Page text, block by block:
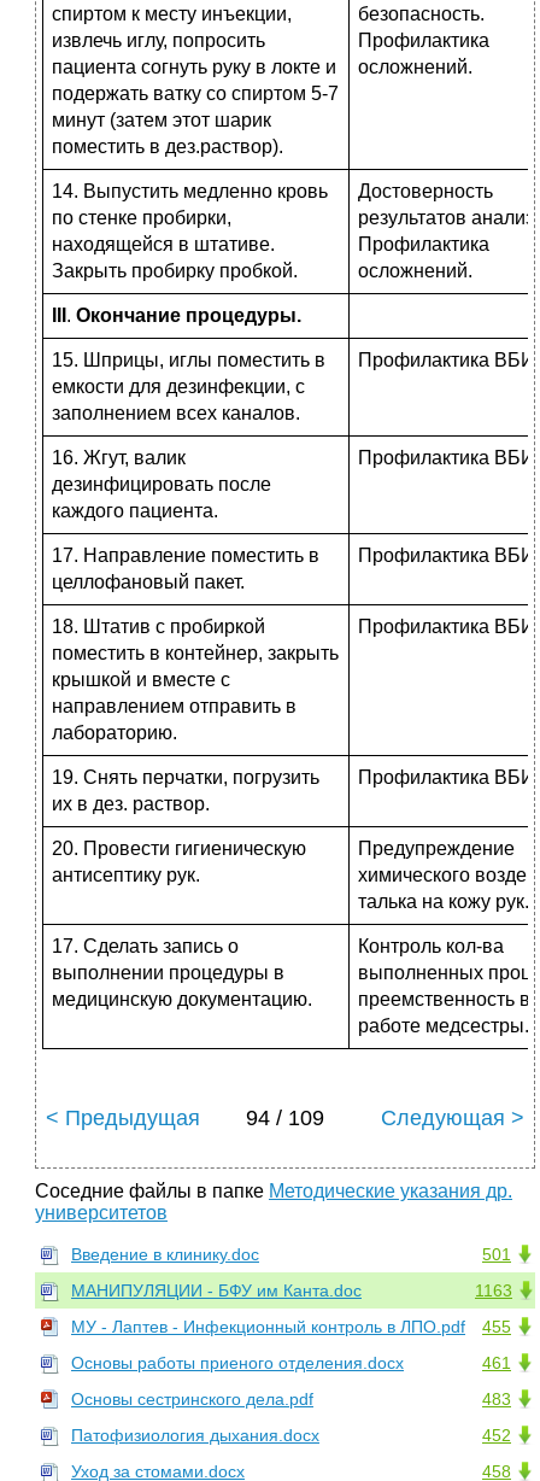
спиртом к месту инъекции,
извлечь иглу, попросить
пациента согнуть руку в локте и
подержать ватку со спиртом 5-7
минут (затем этот шарик
поместить в дез.раствор).
безопасность.
Профилактика
осложнений.
14. Выпустить медленно кровь
по стенке пробирки,
находящейся в штативе.
Закрыть пробирку пробкой.
Достоверность
результатов
Профилактика
осложнений.
. Окончание процедуры.
15. Шприцы, иглы поместить в
емкости для дезинфекции, с
заполнением всех каналов.
Профилактика ВБИ.
16. Жгут, валик
дезинфицировать после
каждого пациента.
Профилактика ВБИ.
17. Направление поместить в
целлофановый пакет.
Профилактика ВБИ.
18. Штатив с пробиркой
поместить в контейнер, закрыть
крышкой и вместе с
направлением отправить в
лабораторию.
Профилактика ВБИ.
19. Снять перчатки, погрузить
их в дез. раствор.
Профилактика ВБИ.
20. Провести гигиеническую
антисептику рук.
Предупреждение
химического
талька на кожу рук.
17. Сделать запись о
выполнении процедуры в
медицинскую документацию.
Контроль кол-ва
выполненных
преемственность в
работе медсестры.
< Предыдущая 94 / 109 Следующая >
Соседние файлы в папке Методические указания др.
университетов
501
Введение в клинику.doc
1163
МАНИПУЛЯЦИИ - БФУ им Канта.doc
455
МУ - Лаптев - Инфекционный контроль в ЛПО.pdf
461
Основы работы приеного отделения.docx
483
Основы сестринского дела.pdf
452
Патофизиология дыхания.docx
458
Уход за стомами.docx